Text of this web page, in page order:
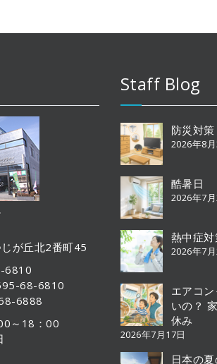
が丘北2番町45
6810
68-6810
6888
～18：00
Staff Blog
防災対策
2026年8
酷暑日
2026年7
熱中症対
2026年7
エアコ
いの？
休み
2026年7月17日
日本の夏